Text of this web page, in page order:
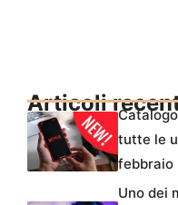
Articoli
tutte le
febbraio
Uno dei